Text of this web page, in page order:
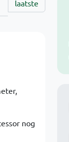
laatste
nog